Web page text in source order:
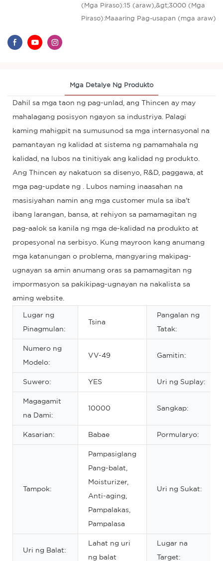
(Mga Piraso):15 (araw),&gt;3000 (Mga
Piraso):Maaaring Pag-usapan (mga araw)
Mga Detalye Ng Produkto
Dahil sa mga taon ng pag-unlad, ang Thincen ay may
mahalagang posisyon ngayon sa industriya. Palagi
kaming mahigpit na sumusunod sa mga internasyonal na
pamantayan ng kalidad at sistema ng pamamahala ng
kalidad, na lubos na tinitiyak ang kalidad ng produkto.
Ang Thincen ay nakatuon sa disenyo, R&D, paggawa, at
mga pag-update ng . Lubos naming inaasahan na
masisiyahan namin ang mga customer mula sa iba't
ibang larangan, bansa, at rehiyon sa pamamagitan ng
pag-aalok sa kanila ng mga de-kalidad na produkto at
propesyonal na serbisyo. Kung mayroon kang anumang
mga katanungan o problema, mangyaring makipag-
ugnayan sa amin anumang oras sa pamamagitan ng
impormasyon sa pakikipag-ugnayan na nakalista sa
aming website.
Lugar ng
Pinagmulan:
Tsina
Pangalan ng
Tatak:
Numero ng
Modelo:
VV-49 Gamitin:
Suwero: YES Uri ng Suplay:
Magagamit
na Dami:
10000 Sangkap:
Kasarian: Babae Pormularyo:
Tampok:
Pampasiglang
Pang-balat,
Moisturizer,
Anti-aging,
Pampalakas,
Pampalasa
Uri ng Sukat:
Uri ng Balat:
Lahat ng uri
ng balat
Lugar na
Target: